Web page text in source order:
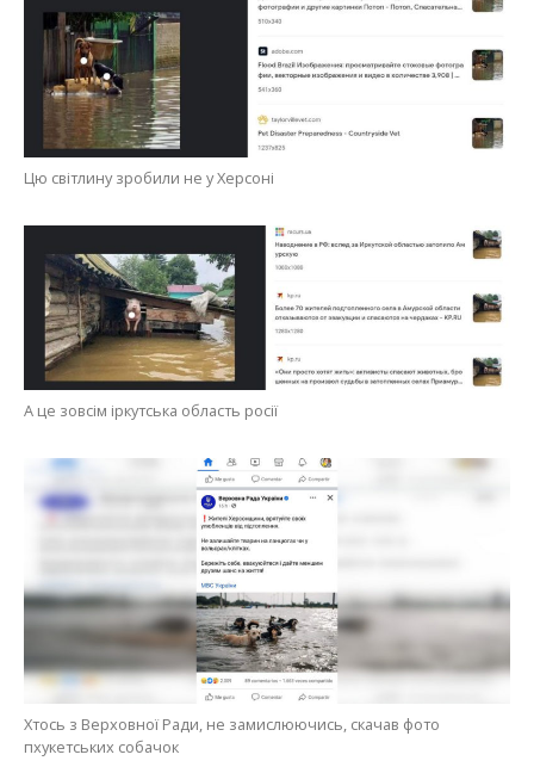
Цю світлину зробили не у Херсоні
А це зовсім іркутська область росії
Хтось з Верховної Ради, не замислюючись, скачав фото
пхукетських собачок